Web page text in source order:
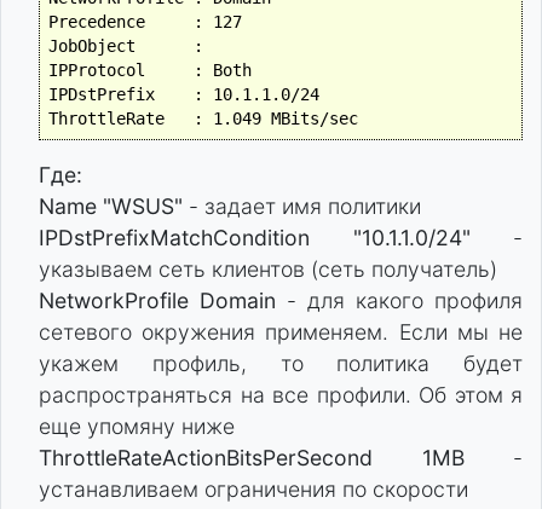
Precedence     : 127
JobObject      :
IPProtocol     : Both
IPDstPrefix    : 10.1.1.0/24
Где:
Name "WSUS" - задает имя политики
IPDstPrefixMatchCondition "10.1.1.0/24" -
указываем сеть клиентов (сеть получатель)
NetworkProfile Domain - для какого профиля
сетевого окружения применяем. Если мы не
укажем профиль, то политика будет
распространяться на все профили. Об этом я
еще упомяну ниже
ThrottleRateActionBitsPerSecond 1MB-
устанавливаем ограничения по скорости